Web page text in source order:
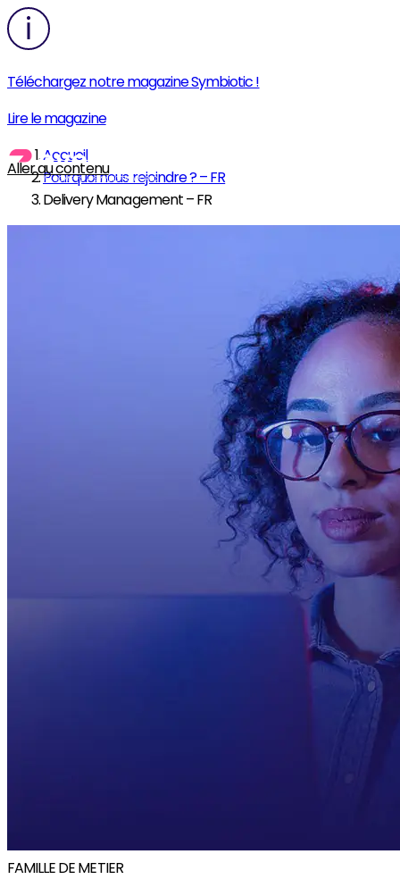
Téléchargez notre magazine Symbiotic !
Lire le magazine
Aller au contenu
Accueil
Pourquoi nous rejoindre ? – FR
Delivery Management – FR
FAMILLE DE METIER